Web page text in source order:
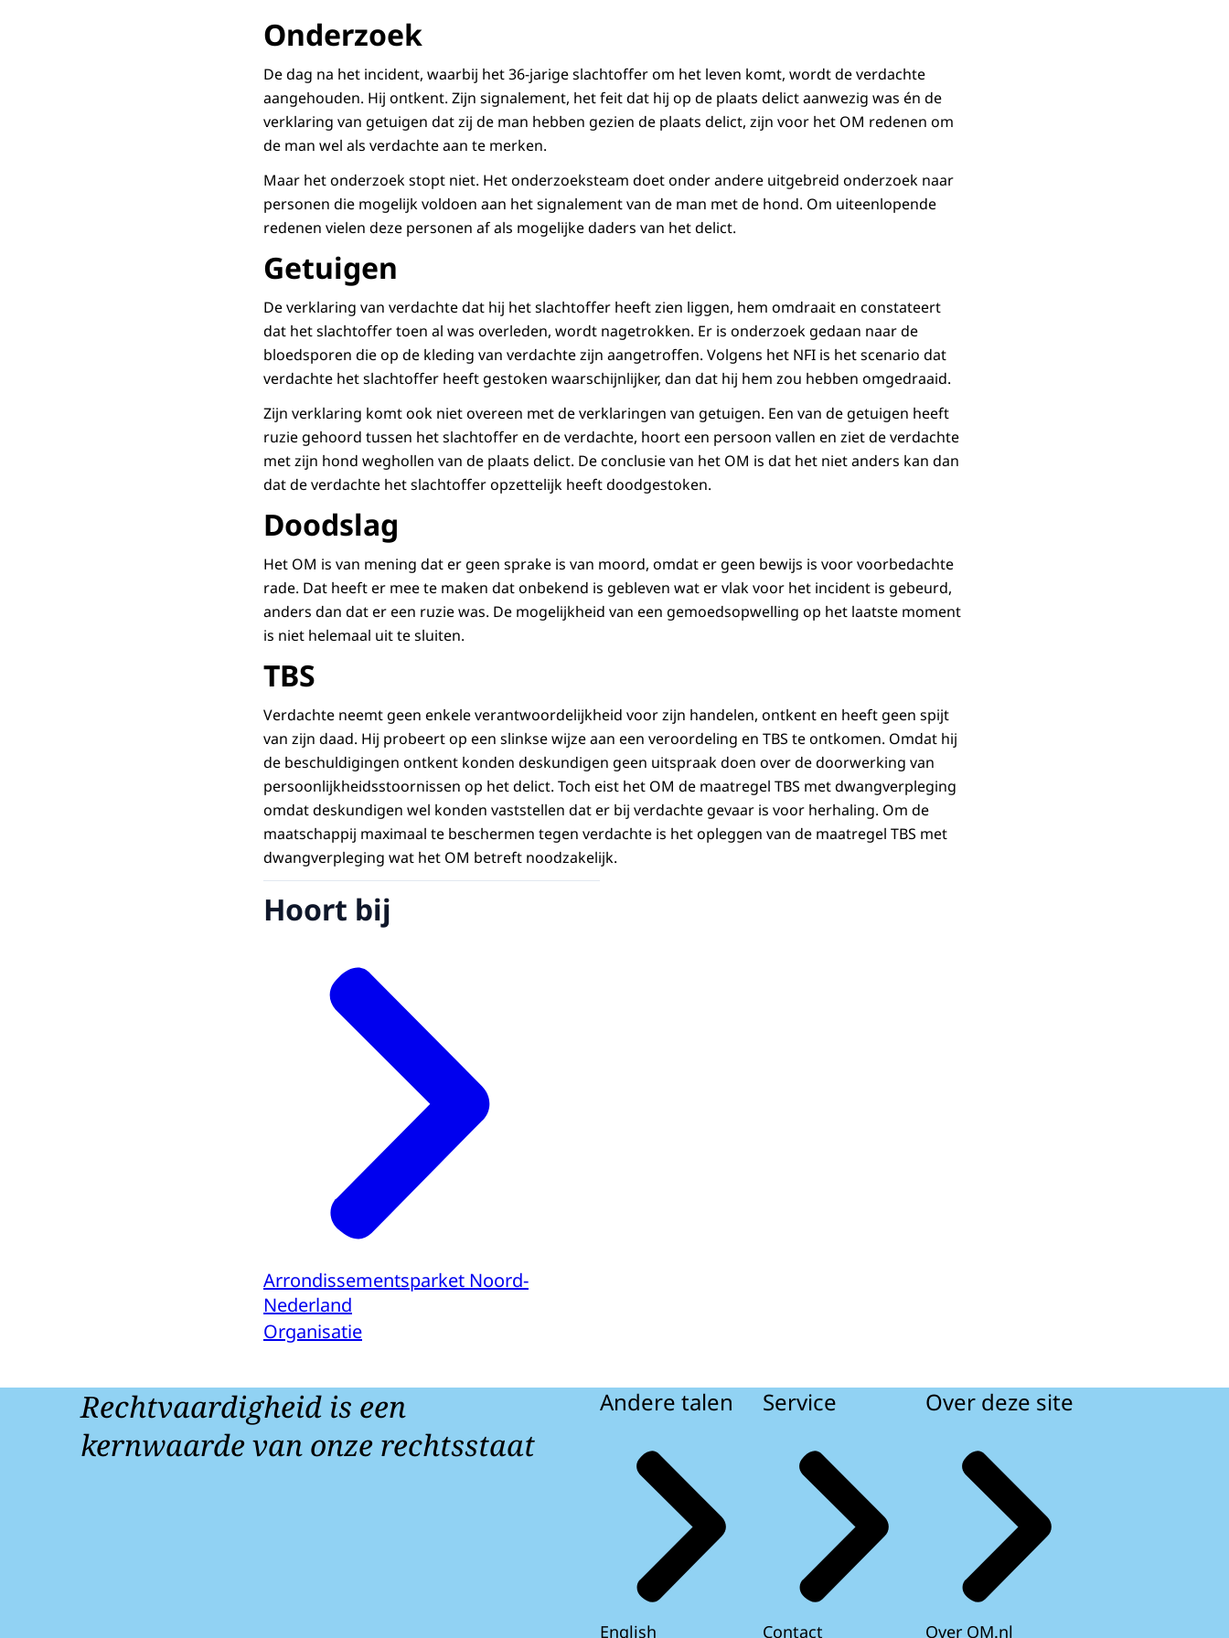
Onderzoek
De dag na het incident, waarbij het 36-jarige slachtoffer om het leven komt, wordt de verdachte
aangehouden. Hij ontkent. Zijn signalement, het feit dat hij op de plaats delict aanwezig was én de
verklaring van getuigen dat zij de man hebben gezien de plaats delict, zijn voor het OM redenen om
de man wel als verdachte aan te merken.
Maar het onderzoek stopt niet. Het onderzoeksteam doet onder andere uitgebreid onderzoek naar
personen die mogelijk voldoen aan het signalement van de man met de hond. Om uiteenlopende
redenen vielen deze personen af als mogelijke daders van het delict.
Getuigen
De verklaring van verdachte dat hij het slachtoffer heeft zien liggen, hem omdraait en constateert
dat het slachtoffer toen al was overleden, wordt nagetrokken. Er is onderzoek gedaan naar de
bloedsporen die op de kleding van verdachte zijn aangetroffen. Volgens het NFI is het scenario dat
verdachte het slachtoffer heeft gestoken waarschijnlijker, dan dat hij hem zou hebben omgedraaid.
Zijn verklaring komt ook niet overeen met de verklaringen van getuigen. Een van de getuigen heeft
ruzie gehoord tussen het slachtoffer en de verdachte, hoort een persoon vallen en ziet de verdachte
met zijn hond weghollen van de plaats delict. De conclusie van het OM is dat het niet anders kan dan
dat de verdachte het slachtoffer opzettelijk heeft doodgestoken.
Doodslag
Het OM is van mening dat er geen sprake is van moord, omdat er geen bewijs is voor voorbedachte
rade. Dat heeft er mee te maken dat onbekend is gebleven wat er vlak voor het incident is gebeurd,
anders dan dat er een ruzie was. De mogelijkheid van een gemoedsopwelling op het laatste moment
is niet helemaal uit te sluiten.
TBS
Verdachte neemt geen enkele verantwoordelijkheid voor zijn handelen, ontkent en heeft geen spijt
van zijn daad. Hij probeert op een slinkse wijze aan een veroordeling en TBS te ontkomen. Omdat hij
de beschuldigingen ontkent konden deskundigen geen uitspraak doen over de doorwerking van
persoonlijkheidsstoornissen op het delict. Toch eist het OM de maatregel TBS met dwangverpleging
omdat deskundigen wel konden vaststellen dat er bij verdachte gevaar is voor herhaling. Om de
maatschappij maximaal te beschermen tegen verdachte is het opleggen van de maatregel TBS met
dwangverpleging wat het OM betreft noodzakelijk.
Hoort bij
Arrondissementsparket Noord-
Nederland
Organisatie
Rechtvaardigheid is een
kernwaarde van onze rechtsstaat
Andere talen
English
Service
Contact
Over deze site
Over OM.nl